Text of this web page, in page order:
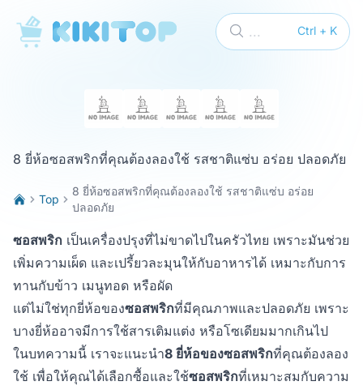
KikiTop Ctrl + K
...
8 ยี่ห้อซอสพริกที่คุณต้องลองใช้ รสชาติแซ่บ อร่อย ปลอดภัย
Top
8 ยี่ห้อซอสพริกที่คุณต้องลองใช้ รสชาติแซ่บ อร่อย
ปลอดภัย
ซอสพริก เป็นเครื่องปรุงที่ไม่ขาดไปในครัวไทย เพราะมันช่วย
เพิ่มความเผ็ด และเปรี้ยวละมุนให้กับอาหารได้ เหมาะกับการ
ทานกับข้าว เมนูทอด หรือผัด
แต่ไม่ใช่ทุกยี่ห้อของซอสพริกที่มีคุณภาพและปลอดภัย เพราะ
บางยี่ห้ออาจมีการใช้สารเติมแต่ง หรือโซเดียมมากเกินไป
ในบทความนี้ เราจะแนะนำ8 ยี่ห้อของซอสพริกที่คุณต้องลอง
ใช้ เพื่อให้คุณได้เลือกซื้อและใช้ซอสพริกที่เหมาะสมกับความ